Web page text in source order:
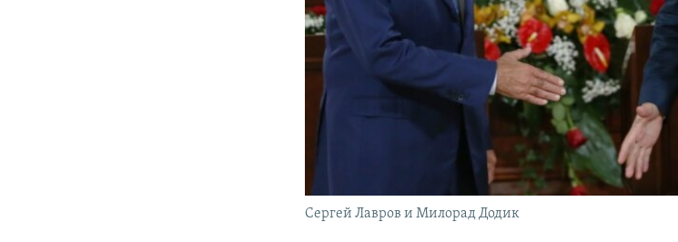
Сергей Лавров и Милорад Додик